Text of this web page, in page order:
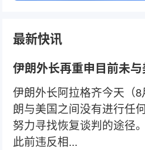
最新快讯
伊朗外长再重申目前未
伊朗外长阿拉格齐今天（
朗与美国之间没有进行任
努力寻找恢复谈判的途径
此前违反相...